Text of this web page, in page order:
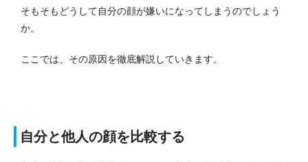
そもそもどうして自分の顔が嫌いになってしまうのでしょう
か。
ここでは、その原因を徹底解説していきます。
自分と他人の顔を比較する